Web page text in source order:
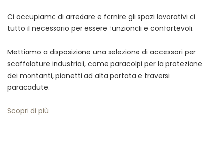
Ci occupiamo di arredare e fornire gli spazi lavorativi di
tutto il necessario per essere funzionali e confortevoli.
Mettiamo a disposizione una selezione di accessori per
scaffalature industriali, come paracolpi per la protezione
dei montanti, pianetti ad alta portata e traversi
paracadute.
Scopri di più